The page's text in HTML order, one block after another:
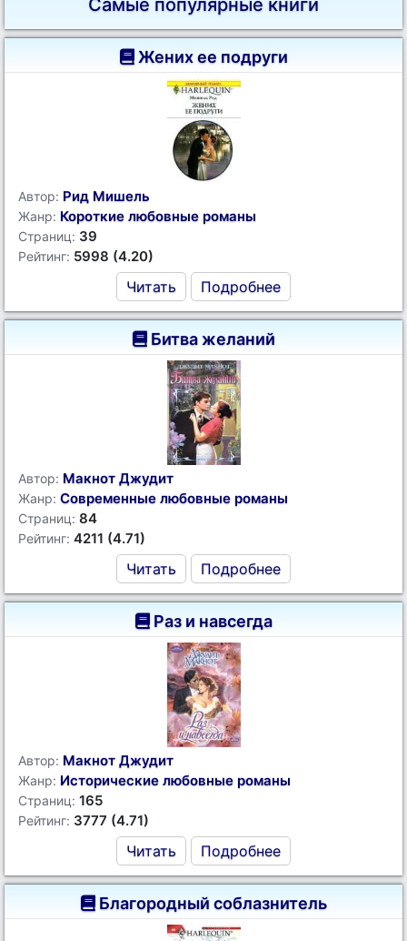
Самые популярные книги
Жених ее подруги
Автор: Рид Мишель
Жанр: Короткие любовные романы
Страниц: 39
Рейтинг: 5998 (4.20)
Читать Подробнее
Битва желаний
Автор: Макнот Джудит
Жанр: Современные любовные романы
Страниц: 84
Рейтинг: 4211 (4.71)
Читать Подробнее
Раз и навсегда
Автор: Макнот Джудит
Жанр: Исторические любовные романы
Страниц: 165
Рейтинг: 3777 (4.71)
Читать Подробнее
Благородный соблазнитель